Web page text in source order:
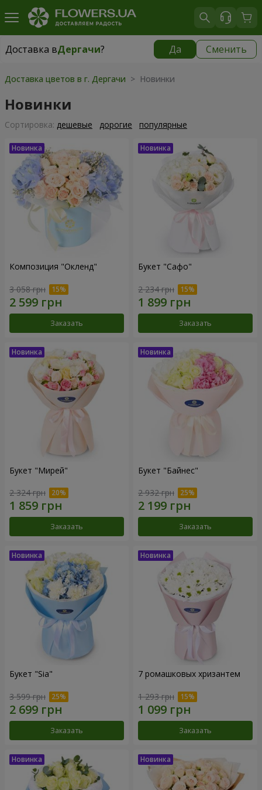
Доставка вДергачи? Да Сменить
Доставка вДергачи|
Доставка цветов в г. Дергачи > Новинки
Новинки
Cортировка: дешевые дорогие популярные
Композиция "Окленд"
3 058 грн
Заказать
Букет "Сафо"
2 234 грн
Заказать
Букет "Мирей"
2 324 грн
Заказать
Букет "Байнес"
2 932 грн
Заказать
Букет "Sia"
3 599 грн
Заказать
7 ромашковых хризантем
1 293 грн
Заказать